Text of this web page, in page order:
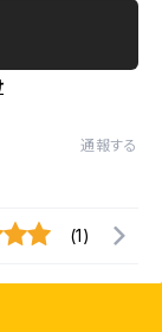
通報する
(1)